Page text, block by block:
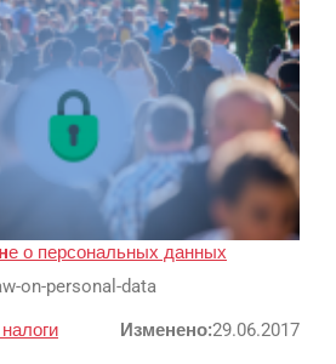
е о персональных данных
on-personal-data
налоги Изменено:29.06.2017